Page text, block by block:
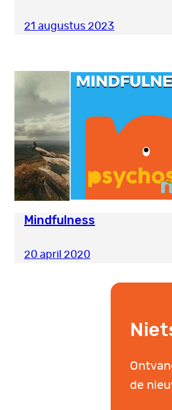
21 augustus 2023
Mindfulness
20 april 2020
de